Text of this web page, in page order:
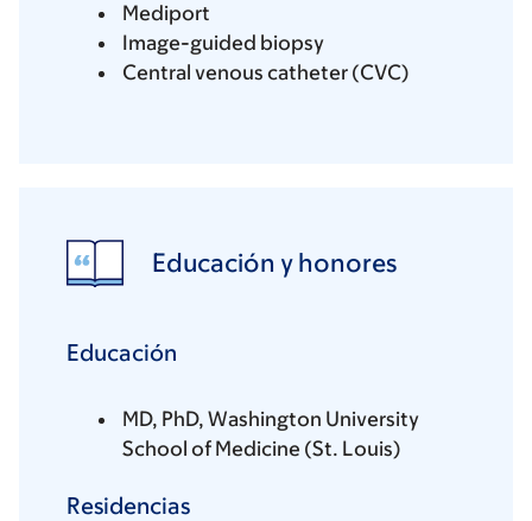
Mediport
Image-guided biopsy
Central venous catheter (CVC)
Educación y honores
Educación
MD, PhD, Washington University
School of Medicine (St. Louis)
Residencias